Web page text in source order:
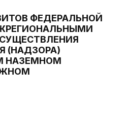
ФЕДЕРАЛЬНОЙ
(НАДЗОРА)
НАЗЕМНОМ